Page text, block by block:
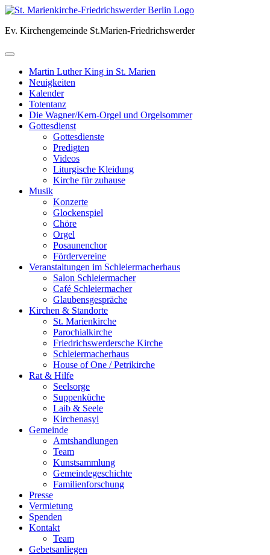
Skip
content
Ev. Kirchengemeinde St.Marien-Friedrichswerder
Martin Luther King in St. Marien
Neuigkeiten
Kalender
Totentanz
Die Wagner/Kern-Orgel und Orgelsommer
Gottesdienst
Gottesdienste
Predigten
Videos
Liturgische Kleidung
Kirche für zuhause
Musik
Konzerte
Glockenspiel
Chöre
Orgel
Posaunenchor
Fördervereine
Veranstaltungen im Schleiermacherhaus
Salon Schleiermacher
Café Schleiermacher
Glaubensgespräche
Kirchen & Standorte
St. Marienkirche
Parochialkirche
Friedrichswerdersche Kirche
Schleiermacherhaus
House of One / Petrikirche
Rat & Hilfe
Seelsorge
Suppenküche
Laib & Seele
Kirchenasyl
Gemeinde
Amtshandlungen
Team
Kunstsammlung
Gemeindegeschichte
Familienforschung
Presse
Vermietung
Spenden
Kontakt
Team
Gebetsanliegen